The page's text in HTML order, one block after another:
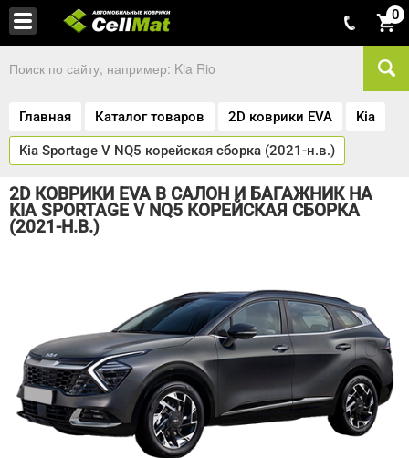
0
Главная Каталог товаров 2D коврики EVA Kia
Kia Sportage V NQ5 корейская сборка (2021-н.в.)
2D КОВРИКИ EVA В САЛОН И БАГАЖНИК НА
KIA SPORTAGE V NQ5 КОРЕЙСКАЯ СБОРКА
(2021-Н.В.)